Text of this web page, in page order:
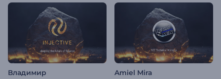
Владимир Amiel Mira